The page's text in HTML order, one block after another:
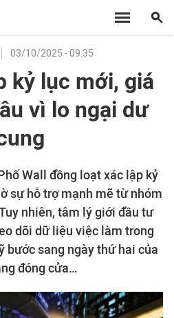
03/10/2025 - 09:35
kỷ lục mới, giá
vì lo ngại dư
Wall đồng loạt xác lập kỷ
sự hỗ trợ mạnh mẽ từ nhóm
nhiên, tâm lý giới đầu tư
dõi dữ liệu việc làm trong
bước sang ngày thứ hai của
đóng cửa…